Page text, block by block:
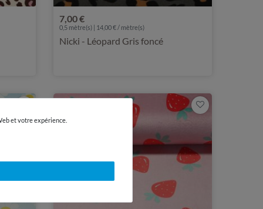
7,00 €
0,5 mètre(s) | 14,00 € / mètre(s)
Nicki - Léopard Gris foncé
et votre expérience.